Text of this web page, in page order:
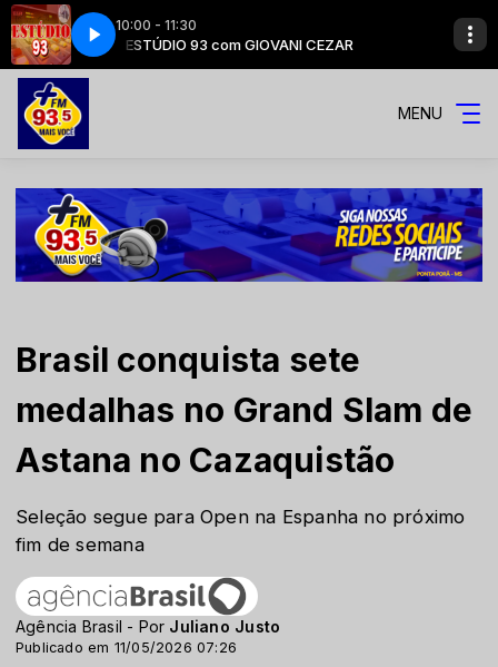
10:00 - 11:30
ESTÚDIO 93 com GIOVANI CEZAR
MENU
Brasil conquista sete
medalhas no Grand Slam de
Astana no Cazaquistão
Seleção segue para Open na Espanha no próximo
fim de semana
Agência Brasil - Por Juliano Justo
Publicado em 11/05/2026 07:26